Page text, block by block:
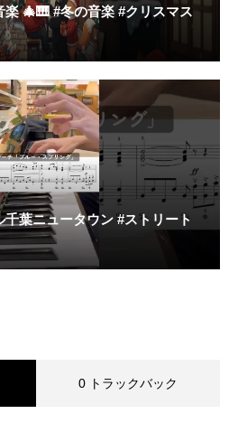
🎄🎹 #冬の音楽 #クリスマス
葉ニュータウン #ストリート
0 トラックバック